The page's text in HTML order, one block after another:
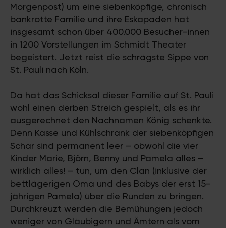
Morgenpost) um eine siebenköpfige, chronisch
bankrotte Familie und ihre Eskapaden hat
insgesamt schon über 400.000 Besucher-innen
in 1200 Vorstellungen im Schmidt Theater
begeistert. Jetzt reist die schrägste Sippe von
St. Pauli nach Köln.
Da hat das Schicksal dieser Familie auf St. Pauli
wohl einen derben Streich gespielt, als es ihr
ausgerechnet den Nachnamen König schenkte.
Denn Kasse und Kühlschrank der siebenköpfigen
Schar sind permanent leer – obwohl die vier
Kinder Marie, Björn, Benny und Pamela alles –
wirklich alles! – tun, um den Clan (inklusive der
bettlägerigen Oma und des Babys der erst 15-
jährigen Pamela) über die Runden zu bringen.
Durchkreuzt werden die Bemühungen jedoch
weniger von Gläubigern und Ämtern als vom